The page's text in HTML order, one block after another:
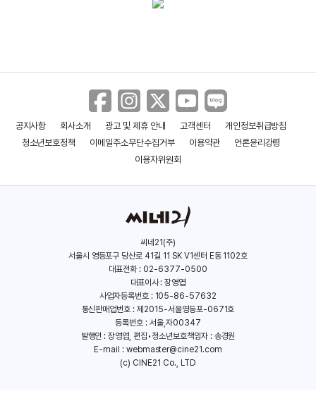
공지사항 회사소개 광고 및 제휴 안내 고객센터
개인정보취급방침
청소년보호정책
이메일주소무단수집거부 이용약관
언론윤리강령
이용자위원회
씨네21(주)
서울시 영등포구 당산로 41길 11 SK V1센터 E동 1102호
대표전화 : 02-6377-0500
대표이사 : 장영엽
사업자등록번호 : 105-86-57632
통신판매업번호 : 제2015-서울영등포-0671호
등록번호 : 서울,자00347
발행인 : 장영엽, 편집•청소년보호책임자 : 송경원
E-mail : webmaster@cine21.com
(c) CINE21 Co., LTD